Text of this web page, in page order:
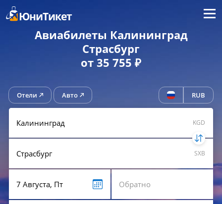
ЮниТикет Меню
Авиабилеты Калининград
Страсбург
от 35 755 ₽
Отели Авто RUB
KGD
SXB